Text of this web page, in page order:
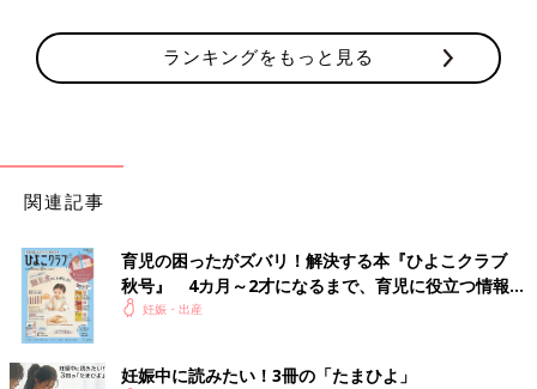
ランキングをもっと見る
関連記事
育児の困ったがズバリ！解決する本『ひよこクラブ
秋号』 4カ月～2才になるまで、育児に役立つ情報が
いっぱい！
妊娠・出産
妊娠中に読みたい！3冊の「たまひよ」